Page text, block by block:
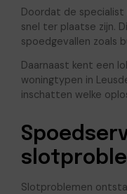
Doordat de specialist
snel ter plaatse zijn.
spoedgevallen zoals
Daarnaast kent een
woningtypen in
inschatten welke
Slotproblemen